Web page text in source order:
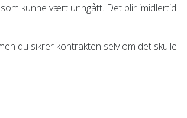
kunne vært unngått. Det blir imidlertid
du sikrer kontrakten selv om det skulle